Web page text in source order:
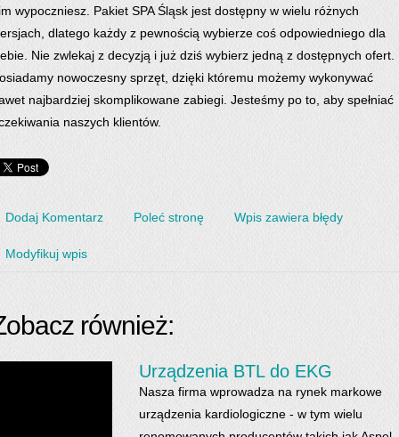
wypoczniesz. Pakiet SPA Śląsk jest dostępny w wielu różnych
dlatego każdy z pewnością wybierze coś odpowiedniego dla
Nie zwlekaj z decyzją i już dziś wybierz jedną z dostępnych ofert.
nowoczesny sprzęt, dzięki któremu możemy wykonywać
najbardziej skomplikowane zabiegi. Jesteśmy po to, aby spełniać
naszych klientów.
Dodaj Komentarz Poleć stronę Wpis zawiera błędy
Modyfikuj wpis
również:
Urządzenia BTL do EKG
Nasza firma wprowadza na rynek markowe
urządzenia kardiologiczne - w tym wielu